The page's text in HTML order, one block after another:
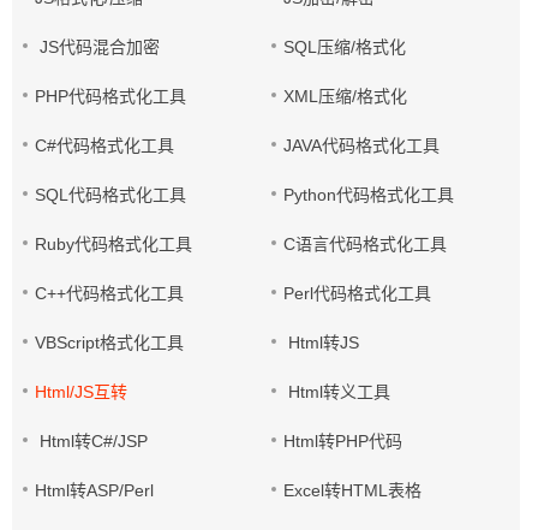
JS代码混合加密 SQL压缩/格式化
PHP代码格式化工具 XML压缩/格式化
C#代码格式化工具 JAVA代码格式化工具
SQL代码格式化工具 Python代码格式化工具
Ruby代码格式化工具 C语言代码格式化工具
C++代码格式化工具 Perl代码格式化工具
VBScript格式化工具 Html转JS
Html/JS互转 Html转义工具
Html转C#/JSP Html转PHP代码
Html转ASP/Perl Excel转HTML表格